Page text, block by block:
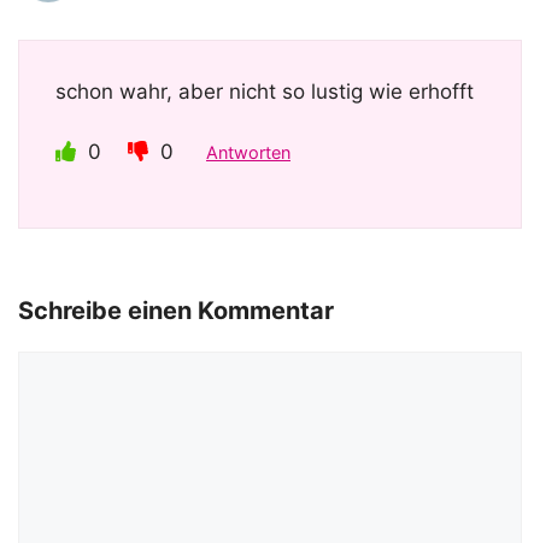
schon wahr, aber nicht so lustig wie erhofft
0 0 Antworten
Schreibe einen Kommentar